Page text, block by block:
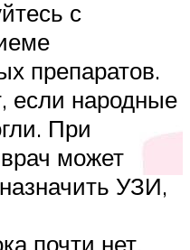
с
препаратов.
если народные
При
может
УЗИ,
почти нет,